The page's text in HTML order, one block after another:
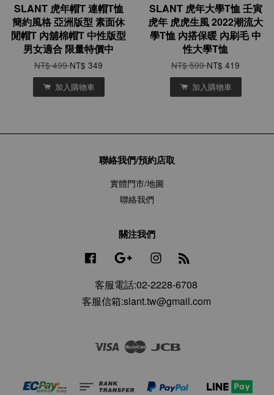
SLANT 虎年帽T 連帽T恤
簡約風格 亞洲版型 素面休
閒帽T 內舖棉帽T 中性版型
男女適合 限量特價中
NT$ 499NT$ 349
加入購物車
SLANT 虎年大學T恤 壬寅
虎年 虎虎生風 2022潮流大
學T恤 內搭保暖 內刷毛 中
性大學T恤
NT$ 599NT$ 419
加入購物車
聯絡我們/預約店取
實體門市/地圖
聯絡我們
關注我們
Facebook Google Instagram
客服電話:02-2228-6708
客服信箱:slant.tw@gmail.com
Visa Master